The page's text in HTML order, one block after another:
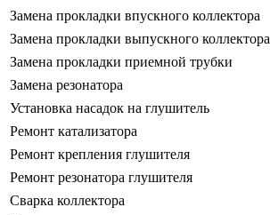
Замена прокладки впускного коллектора
Замена прокладки выпускного коллектора
Замена прокладки приемной трубки
Замена резонатора
Установка насадок на глушитель
Ремонт катализатора
Ремонт крепления глушителя
Ремонт резонатора глушителя
Сварка коллектора